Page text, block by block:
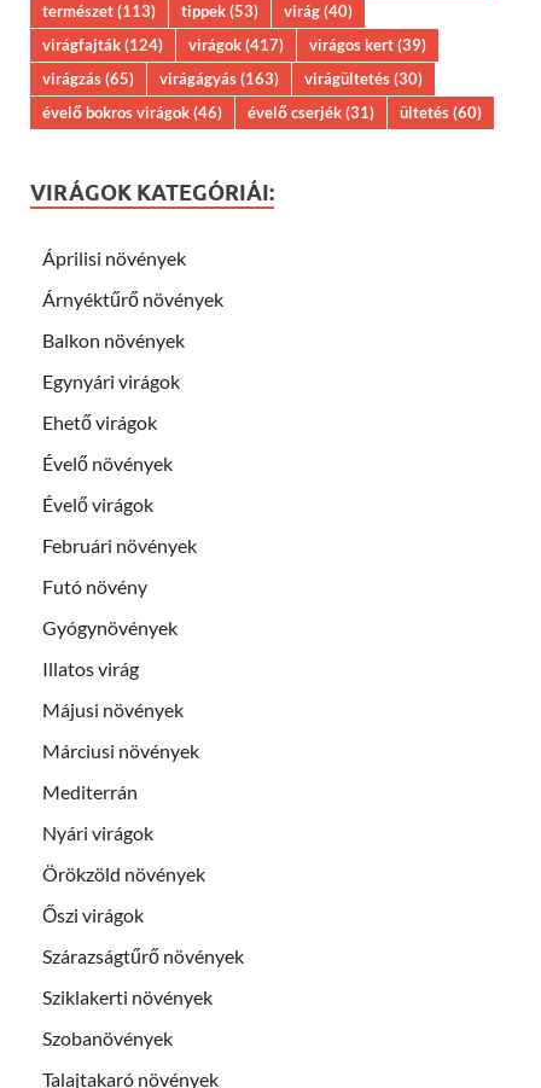
természet(113) tippek(53) virág(40)
virágfajták(124) virágok(417) virágos kert(39)
virágzás(65) virágágyás(163) virágültetés(30)
évelő bokros virágok(46) évelő cserjék(31) ültetés(60)
VIRÁGOK KATEGÓRIÁI:
Áprilisi növények
Árnyéktűrő növények
Balkon növények
Egynyári virágok
Ehető virágok
Évelő növények
Évelő virágok
Februári növények
Futó növény
Gyógynövények
Illatos virág
Májusi növények
Márciusi növények
Mediterrán
Nyári virágok
Örökzöld növények
Őszi virágok
Szárazságtűrő növények
Sziklakerti növények
Szobanövények
Talajtakaró növények